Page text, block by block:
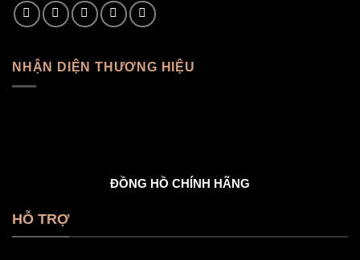
NHẬN DIỆN THƯƠNG HIỆU
ĐỒNG HỒ CHÍNH HÃNG
HỖ TRỢ